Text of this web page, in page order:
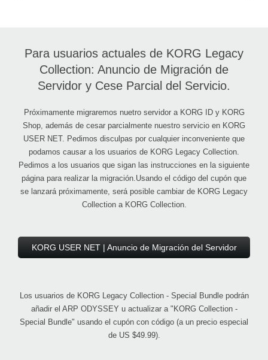
Para usuarios actuales de KORG Legacy
Collection: Anuncio de Migración de
Servidor y Cese Parcial del Servicio.
Próximamente migraremos nuetro servidor a KORG ID y KORG
Shop, además de cesar parcialmente nuestro servicio en KORG
USER NET. Pedimos disculpas por cualquier inconveniente que
podamos causar a los usuarios de KORG Legacy Collection.
Pedimos a los usuarios que sigan las instrucciones en la siguiente
página para realizar la migración.Usando el código del cupón que
se lanzará próximamente, será posible cambiar de KORG Legacy
Collection a KORG Collection.
KORG USER NET | Anuncio de Migración del Servidor
Los usuarios de KORG Legacy Collection - Special Bundle podrán
añadir el ARP ODYSSEY u actualizar a "KORG Collection -
Special Bundle" usando el cupón con código (a un precio especial
de US $49.99).